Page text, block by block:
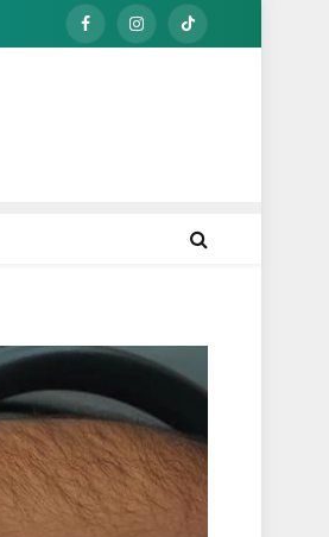
FacebookInstagramTikTok